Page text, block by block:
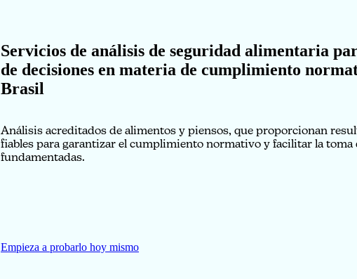
Servicios de análisis de seguridad alimentaria
de decisiones en materia de cumplimiento
Brasil
Análisis acreditados de alimentos y piensos, que proporcionan
fiables para garantizar el cumplimiento normativo y facilitar la toma
fundamentadas.
Empieza a probarlo hoy mismo